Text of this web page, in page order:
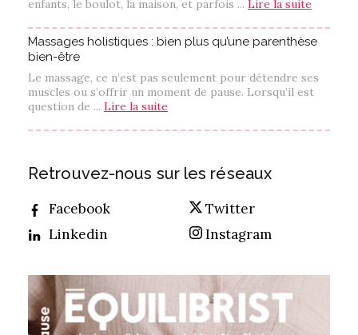
enfants, le boulot, la maison, et parfois ... Lire la suite
Massages holistiques : bien plus qu’une parenthèse
bien-être
Le massage, ce n’est pas seulement pour détendre ses
muscles ou s’offrir un moment de pause. Lorsqu’il est
question de ... Lire la suite
Retrouvez-nous sur les réseaux
Facebook
Twitter
Linkedin
Instagram